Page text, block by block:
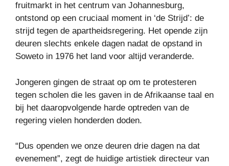
fruitmarkt in het centrum van Johannesburg,
ontstond op een cruciaal moment in ‘de Strijd’: de
strijd tegen de apartheidsregering. Het opende zijn
deuren slechts enkele dagen nadat de opstand in
Soweto in 1976 het land voor altijd veranderde.
Jongeren gingen de straat op om te protesteren
tegen scholen die les gaven in de Afrikaanse taal en
bij het daaropvolgende harde optreden van de
regering vielen honderden doden.
“Dus openden we onze deuren drie dagen na dat
evenement”, zegt de huidige artistiek directeur van